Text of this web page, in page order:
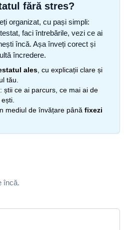
fără stres?
organizat, cu pași simpli:
faci întrebările, vezi ce ai
încă. Așa înveți corect și
încredere.
ales , cu explicații clare și
tău.
știi ce ai parcurs, ce mai ai de
mediul de învățare până fixezi
încă.